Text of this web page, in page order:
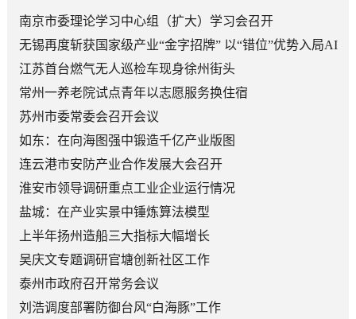
南京市委理论学习中心组（扩大）学习会召开
无锡再度斩获国家级产业“金字招牌” 以“错位”优势入局AI
顶层赛道
江苏首台燃气无人巡检车现身徐州街头
常州一养老院试点青年以志愿服务换住宿
苏州市委常委会召开会议
如东：在向海图强中锻造千亿产业版图
连云港市安防产业合作发展大会召开
淮安市领导调研重点工业企业运行情况
盐城：在产业实景中锤炼算法模型
上半年扬州造船三大指标大幅增长
吴庆文专题调研官塘创新社区工作
泰州市政府召开常务会议
刘浩调度部署防御台风“白海豚”工作